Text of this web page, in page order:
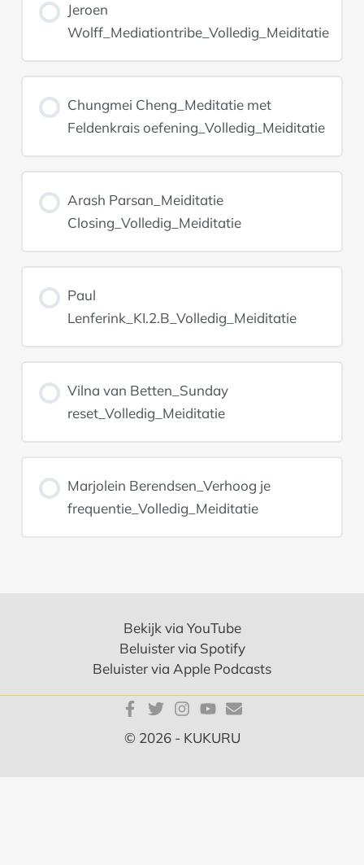
Jeroen
Wolff_Mediationtribe_Volledig_Meiditatie
Chungmei Cheng_Meditatie met
Feldenkrais oefening_Volledig_Meiditatie
Arash Parsan_Meiditatie
Closing_Volledig_Meiditatie
Paul
Lenferink_KI.2.B_Volledig_Meiditatie
Vilna van Betten_Sunday
reset_Volledig_Meiditatie
Marjolein Berendsen_Verhoog je
frequentie_Volledig_Meiditatie
Bekijk via YouTube
Beluister via Spotify
Beluister via Apple Podcasts
© 2026 - KUKURU